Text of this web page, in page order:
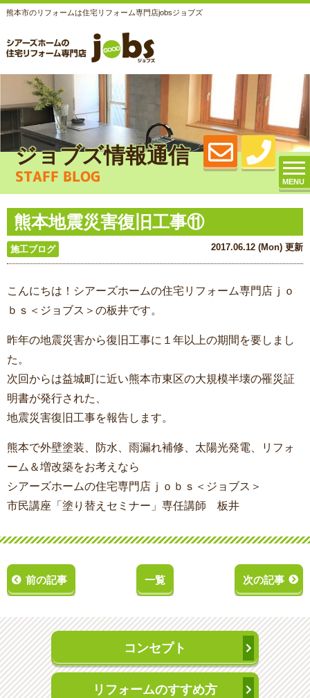
熊本市のリフォームは住宅リフォーム専門店jobsジョブズ
MENU
ジョブズ情報通信
STAFF BLOG
熊本地震災害復旧工事⑪
施工ブログ 2017.06.12 (Mon) 更新
こんにちは！シアーズホームの住宅リフォーム専門店ｊｏ
ｂｓ＜ジョブス＞の板井です。
昨年の地震災害から復旧工事に１年以上の期間を要しまし
た。
次回からは益城町に近い熊本市東区の大規模半壊の罹災証
明書が発行された、
地震災害復旧工事を報告します。
熊本で外壁塗装、防水、雨漏れ補修、太陽光発電、リフォ
ーム＆増改築をお考えなら
シアーズホームの住宅専門店ｊｏｂｓ＜ジョブス＞
市民講座「塗り替えセミナー」専任講師 板井
前の記事 一覧 次の記事
コンセプト
リフォームのすすめ方